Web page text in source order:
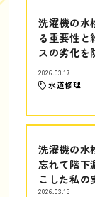
洗濯機の水
る重要性と
スの劣化を
2026.03.17
水道修理
洗濯機の水
忘れて階下
こした私の
2026.03.15